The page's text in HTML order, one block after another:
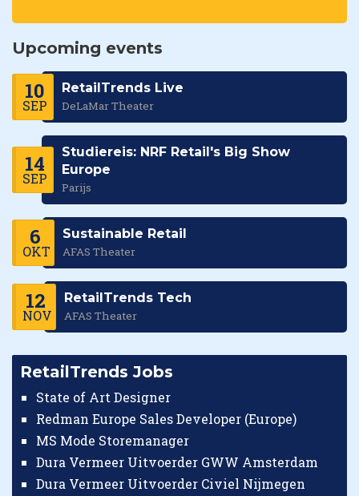
Upcoming events
10
SEP
RetailTrends Live
DeLaMar Theater
14
SEP
Studiereis: NRF Retail's Big Show
Europe
Parijs
6
OKT
Sustainable Retail
AFAS Theater
12
NOV
RetailTrends Tech
AFAS Theater
RetailTrends Jobs
State of Art Designer
Redman Europe Sales Developer (Europe)
MS Mode Storemanager
Dura Vermeer Uitvoerder GWW Amsterdam
Dura Vermeer Uitvoerder Civiel Nijmegen